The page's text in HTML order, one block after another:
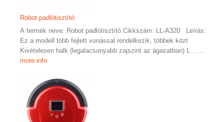
Robot padlótisztító
A termék neve: Robot padlótisztító Cikkszám: LL-A320 Leírás:
Ez a modell több fejlett vonással rendelkezik, többek közt
Kivételesen halk (legalacsonyabb zajszint az ágazatban) L...
more info